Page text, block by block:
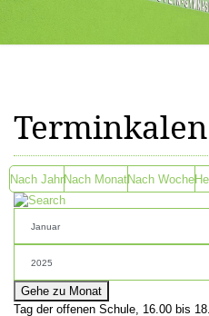
Nach JahrNach MonatNach Woche
Gehe zu Monat
Tag der offenen Schule, 16.00 bis